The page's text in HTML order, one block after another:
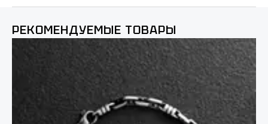
РЕКОМЕНДУЕМЫЕ ТОВАРЫ